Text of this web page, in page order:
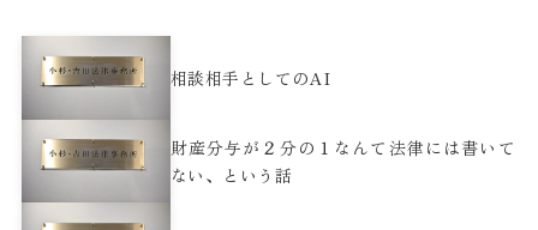
相談相手としてのAI
財産分与が２分の１なんて法律には書いて
ない、という話